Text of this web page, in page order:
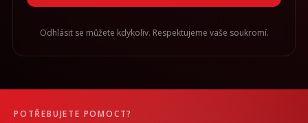
Odhlásit se můžete kdykoliv. Respektujeme vaše soukromí.
POTŘEBUJETE POMOCT?